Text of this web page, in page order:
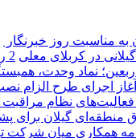
مناسبت روز خبرنگار
در کربلای معلی 2 روز
اربعین؛ نماد وحدت،
اجرای طرح الزام
فعالیت‌های نظام
منطقه‌ای گیلان برای
همكاری میان شركت